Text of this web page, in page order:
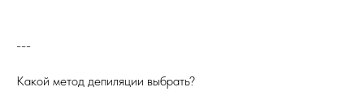
---
Какой метод депиляции выбрать?